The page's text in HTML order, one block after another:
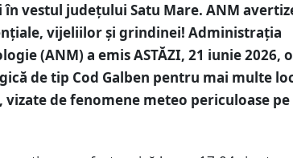
vestul județului Satu Mare. ANM
vijeliilor și grindinei! Administrația
(ANM) a emis ASTĂZI, 21 iunie 2026, o
de tip Cod Galben pentru mai multe
vizate de fenomene meteo periculoase pe